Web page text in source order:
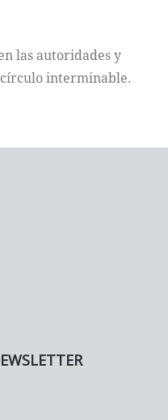
las autoridades y
interminable.